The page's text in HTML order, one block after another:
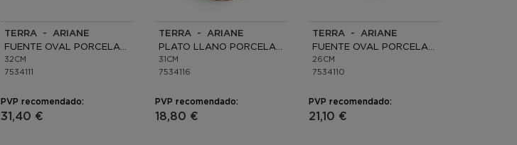
TERRA - ARIANE
32CM
7534111
PVP recomendado:
31,40 €
TERRA - ARIANE
31CM
7534116
PVP recomendado:
18,80 €
TERRA - ARIANE
26CM
7534110
PVP recomendado:
21,10 €